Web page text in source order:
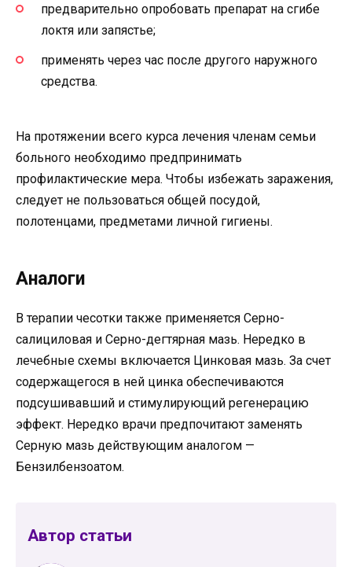
предварительно опробовать препарат на сгибе
локтя или запястье;
применять через час после другого наружного
средства.
На протяжении всего курса лечения членам семьи
больного необходимо предпринимать
профилактические мера. Чтобы избежать заражения,
следует не пользоваться общей посудой,
полотенцами, предметами личной гигиены.
Аналоги
В терапии чесотки также применяется Серно-
салициловая и Серно-дегтярная мазь. Нередко в
лечебные схемы включается Цинковая мазь. За счет
содержащегося в ней цинка обеспечиваются
подсушивавший и стимулирующий регенерацию
эффект. Нередко врачи предпочитают заменять
Серную мазь действующим аналогом —
Бензилбензоатом.
Автор статьи